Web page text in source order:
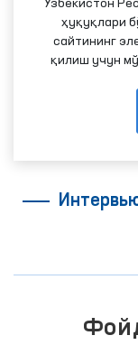
Ўзбекистон
ҳуқуқлари
сайтининг
қилиш учун